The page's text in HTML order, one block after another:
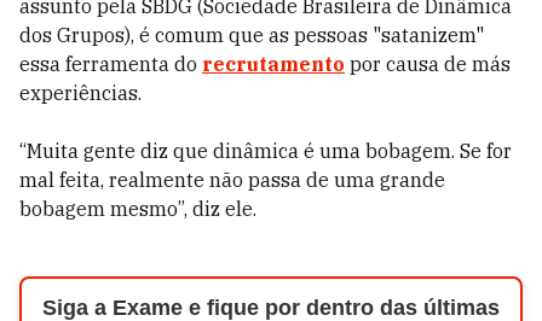
assunto pela SBDG (Sociedade Brasileira de Dinâmica
dos Grupos), é comum que as pessoas "satanizem"
essa ferramenta do recrutamento por causa de más
experiências.
“Muita gente diz que dinâmica é uma bobagem. Se for
mal feita, realmente não passa de uma grande
bobagem mesmo”, diz ele.
Siga a Exame e fique por dentro das últimas